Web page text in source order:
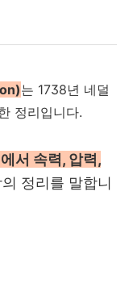
는 1738년 네덜
정리입니다.
서 속력, 압력,
정리를 말합니